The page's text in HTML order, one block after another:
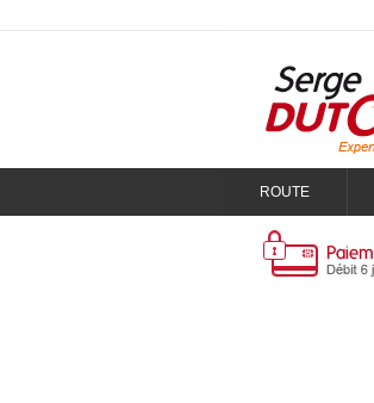
ROUTE